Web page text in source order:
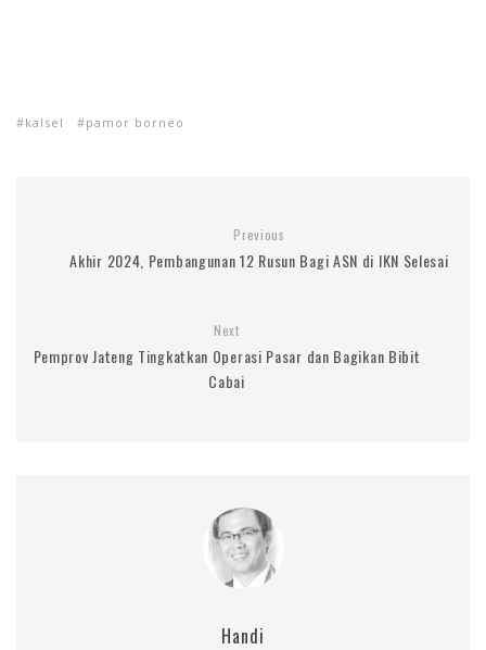
kalsel pamor borneo
Previous
Akhir 2024, Pembangunan 12 Rusun Bagi ASN di IKN Selesai
Next
Pemprov Jateng Tingkatkan Operasi Pasar dan Bagikan Bibit
Cabai
Handi